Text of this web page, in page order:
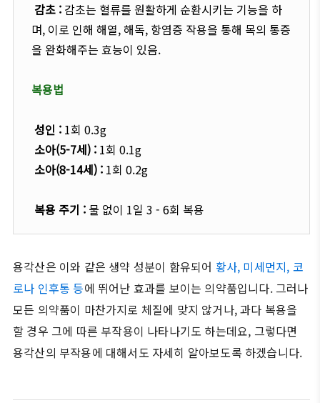
감초 : 감초는 혈류를 원활하게 순환시키는 기능을 하
며, 이로 인해 해열, 해독, 항염증 작용을 통해 목의 통증
을 완화해주는 효능이 있음.
복용법
성인 : 1회 0.3g
소아(5-7세) : 1회 0.1g
소아(8-14세) : 1회 0.2g
복용 주기 : 물 없이 1일 3 - 6회 복용
용각산은 이와 같은 생약 성분이 함유되어 황사, 미세먼지, 코
로나 인후통 등에 뛰어난 효과를 보이는 의약품입니다. 그러나
모든 의약품이 마찬가지로 체질에 맞지 않거나, 과다 복용을
할 경우 그에 따른 부작용이 나타나기도 하는데요, 그렇다면
용각산의 부작용에 대해서도 자세히 알아보도록 하겠습니다.